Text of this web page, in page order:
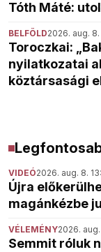
Tóth Máté:
BELFÖLD2026. aug. 8.
Toroczkai:
nyilatkozatai
köztársasági
VIDEÓ2026. aug. 8.
Újra
magánkézbe
VÉLEMÉNY2026.
Semmit róluk